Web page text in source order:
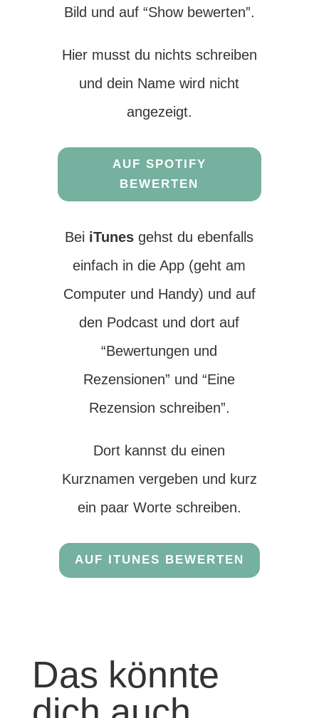
Bild und auf “Show bewerten”.
Hier musst du nichts schreiben
und dein Name wird nicht
angezeigt.
AUF SPOTIFY
BEWERTEN
Bei iTunes gehst du ebenfalls
einfach in die App (geht am
Computer und Handy) und auf
den Podcast und dort auf
“Bewertungen und
Rezensionen” und “Eine
Rezension schreiben”.
Dort kannst du einen
Kurznamen vergeben und kurz
ein paar Worte schreiben.
AUF ITUNES BEWERTEN
Das könnte